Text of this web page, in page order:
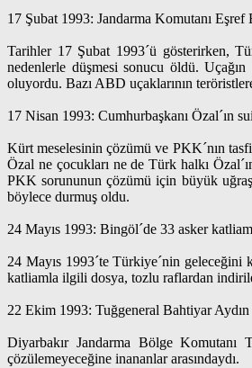
17 Şubat 1993: Jandarma Komutanı Eşref
Tarihler 17 Şubat 1993´ü gösterirken,
nedenlerle düşmesi sonucu öldü.
oluyordu. Bazı ABD uçaklarının
17 Nisan 1993: Cumhurbaşkanı Özal´ın
Kürt meselesinin çözümü ve PKK´nın
Özal ne çocukları ne de Türk halkı
PKK sorununun çözümü için büyük
böylece durmuş oldu.
24 Mayıs 1993: Bingöl´de 33 asker
24 Mayıs 1993´te Türkiye´nin geleceğini
katliamla ilgili dosya, tozlu raflardan
22 Ekim 1993: Tuğgeneral Bahtiyar Aydın
Diyarbakır Jandarma Bölge
çözülemeyeceğine inananlar arasındaydı.